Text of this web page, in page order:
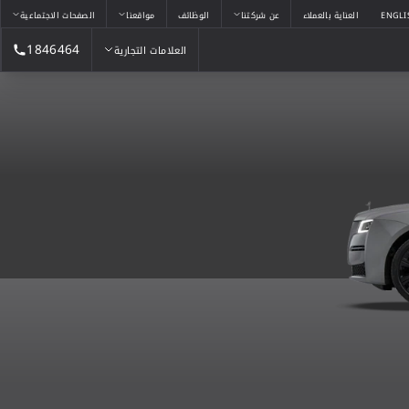
العناية بالعملاء عن شركتنا الوظائف مواقعنا الصفحات الاجتماعية
العلامات التجارية 1846464